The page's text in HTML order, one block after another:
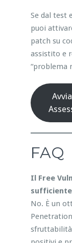
Se dal test
puoi
patch su
assistito e
“problema
FAQ
Il Free
sufficiente
No. È un